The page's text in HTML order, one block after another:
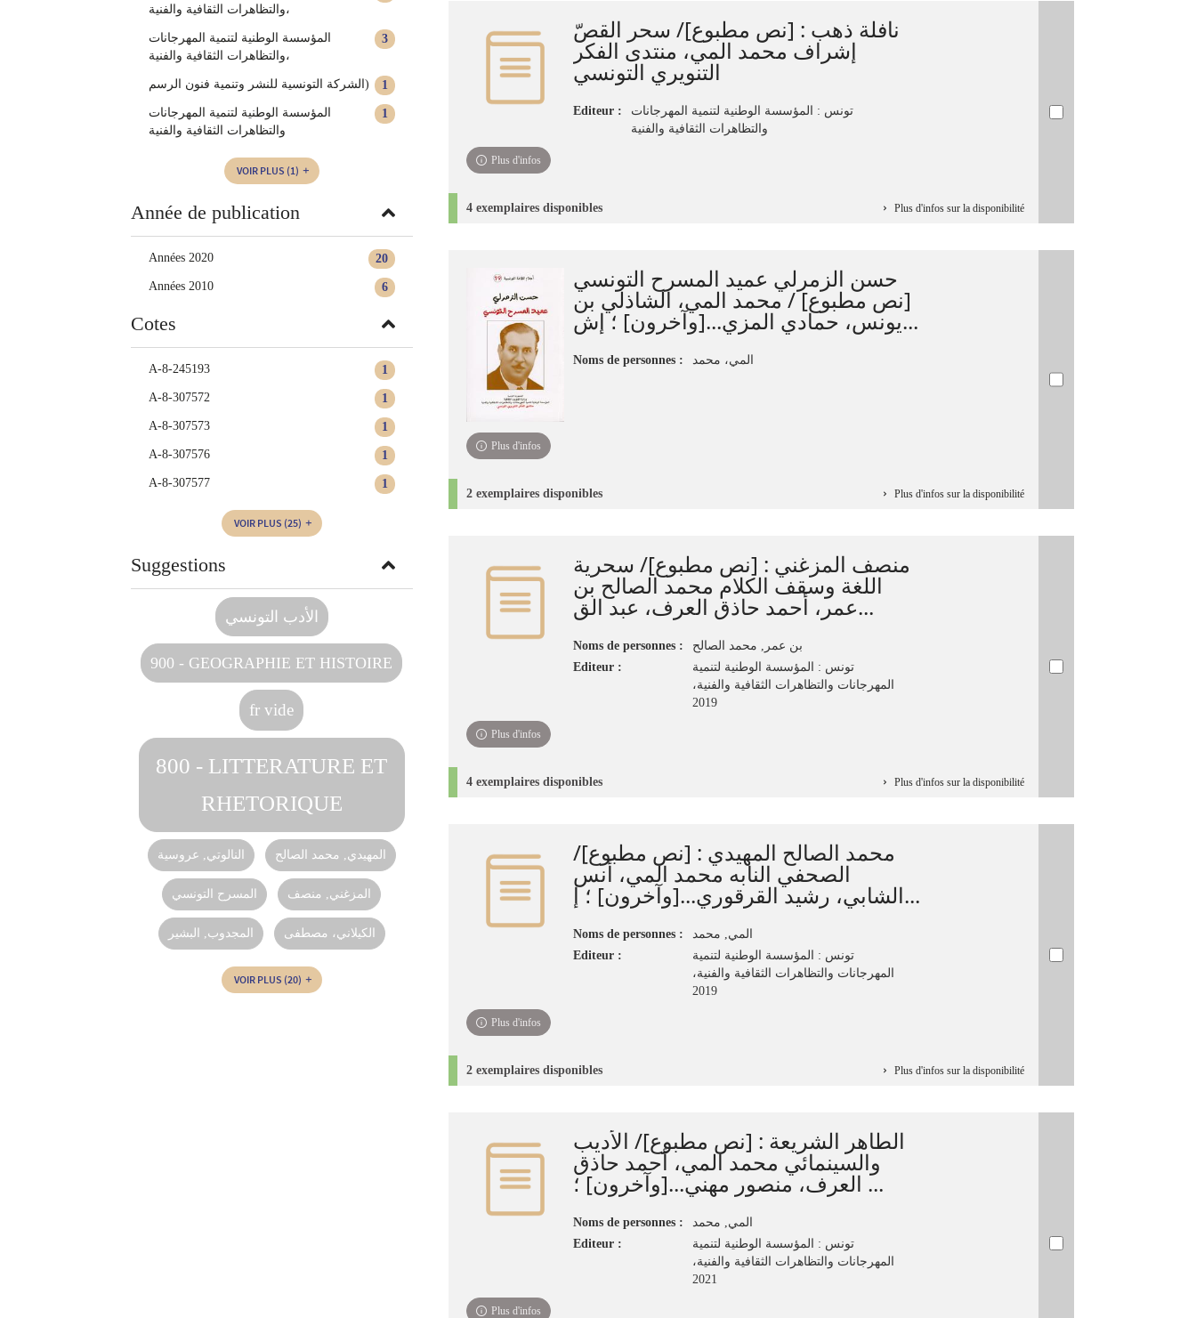
نافلة ذهب : [نص مطبوع]‏‏‏‏‏‏‏‏‏‏/ ‏سحر القصّ
‏إشراف محمد المي، منتدى الفكر
التنويري التونسي
Editeur :
تونس‏ : ‏المؤسسة الوطنية لتنمية المهرجانات
والتظاهرات الثقافية والفنية
Plus d'infos
4 exemplaires disponibles Plus d'infos sur la disponibilité
حسن الزمرلي عميد المسرح التونسي
[نص مطبوع] / محمد المي، الشاذلي بن
يونس، حمادي المزي...[وآخرون] ؛ إش...
Noms de personnes : المي، ‏محمد‏
Plus d'infos
2 exemplaires disponibles Plus d'infos sur la disponibilité
منصف المزغني : [نص مطبوع]‏‏/ ‏سحرية
اللغة وسقف الكلام ‏محمد الصالح بن
عمر، أحمد حاذق العرف، عبد الق...
Noms de personnes :
بن عمر‏, ‏محمد الصالح
Editeur :
تونس : ‏المؤسسة الوطنية لتنمية
المهرجانات والتظاهرات الثقافية والفنية،
‏2019‏
Plus d'infos
4 exemplaires disponibles Plus d'infos sur la disponibilité
محمد الصالح المهيدي : [نص مطبوع]/
الصحفي النابه محمد المي، أنس
الشابي، رشيد القرقوري...[وآخرون] ؛ إ...
Noms de personnes :
المي‏, ‏محمد‏
Editeur :
تونس : المؤسسة الوطنية لتنمية
المهرجانات والتظاهرات الثقافية والفنية،
2019
Plus d'infos
2 exemplaires disponibles Plus d'infos sur la disponibilité
الطاهر الشريعة : [نص مطبوع]/ الأديب
والسينمائي محمد المي، أحمد حاذق
العرف، منصور مهني...[وآخرون] ؛ ...
Noms de personnes :
المي‏, ‏محمد‏
Editeur :
تونس : المؤسسة الوطنية لتنمية
المهرجانات والتظاهرات الثقافية والفنية،
2021
Plus d'infos
والتظاهرات الثقافية والفنية‏‏‏‏،
3
‏المؤسسة الوطنية لتنمية المهرجانات
والتظاهرات الثقافية والفنية،
1 الشركة التونسية للنشر وتنمية فنون الرسم)
1
المؤسسة الوطنية لتنمية المهرجانات
والتظاهرات الثقافية والفنية
VOIR PLUS (1)
Année de publication
20
Années 2020
6
Années 2010
Cotes
1
A-8-245193
1
A-8-307572
1
A-8-307573
1
A-8-307576
1
A-8-307577
VOIR PLUS (25)
Suggestions
الأدب التونسي
900 - GEOGRAPHIE ET HISTOIRE
fr vide
800 - LITTERATURE ET
RHETORIQUE
النالوتي, عروسية المهيدي, محمد الصالح
المسرح التونسي المزغني, منصف‏‏
المجدوب‏, ‏البشير‏ الكيلاني، مصطفى‏‏
VOIR PLUS (20)